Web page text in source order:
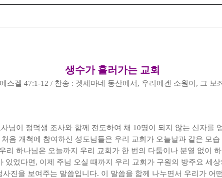
생수가 흘러가는 교회
에스겔 47:1-12 / 찬송 : 겟세마네 동산에서 , 우리에겐 소원이 , 그 보
님이 정덕생 조사와 함께 전도하여 채 10명이 되지 않는 신자를
처음 개척에 참여하신 성도님들은 우리 교회가 오늘날과 같은 모
리 하나님은 오늘까지 우리 교회가 한 번의 다툼이나 분열 없이
있었다면 , 이제 주님 오실 때까지 우리 교회가 구원의 방주요 세
진을 보여주는 말씀입니다. 이 말씀을 함께 나누면서 우리가 어